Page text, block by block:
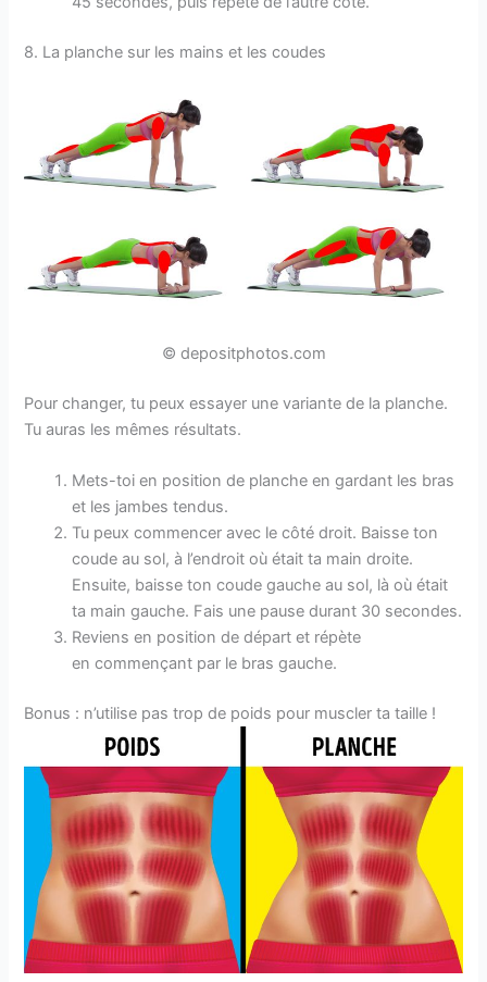
8. La planche sur les mains et les coudes
© depositphotos.com
Pour changer, tu peux essayer une variante de la planche.
Tu auras les mêmes résultats.
Mets-toi en position de planche en gardant les bras
et les jambes tendus.
Tu peux commencer avec le côté droit. Baisse ton
coude au sol, à l’endroit où était ta main droite.
Ensuite, baisse ton coude gauche au sol, là où était
ta main gauche. Fais une pause durant 30 secondes.
Reviens en position de départ et répète
en commençant par le bras gauche.
Bonus : n’utilise pas trop de poids pour muscler ta taille !